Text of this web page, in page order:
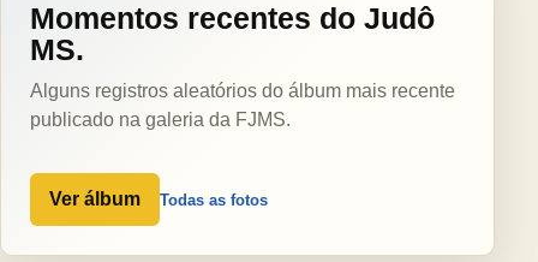
Momentos recentes do Judô
MS.
Alguns registros aleatórios do álbum mais recente
publicado na galeria da FJMS.
Ver álbum Todas as fotos